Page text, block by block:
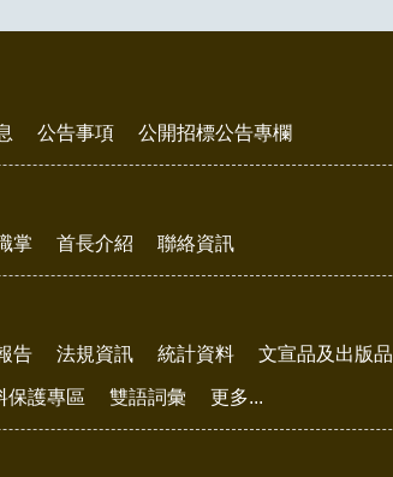
公告事項 公開招標公告專欄
掌 首長介紹 聯絡資訊
告 法規資訊 統計資料 文宣品及出版品
保護專區 雙語詞彙 更多...